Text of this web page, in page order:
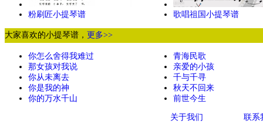
粉刷匠小提琴谱 歌唱祖国小提琴谱
大家喜欢的小提琴谱， 更多>>
你怎么舍得我难过
那女孩对我说
你从未离去
你是我的神
你的万水千山
青海民歌
亲爱的小孩
千与千寻
秋天不回来
前世今生
关于我们 联系